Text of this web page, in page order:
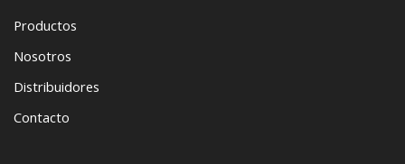
Productos
Nosotros
Distribuidores
Contacto